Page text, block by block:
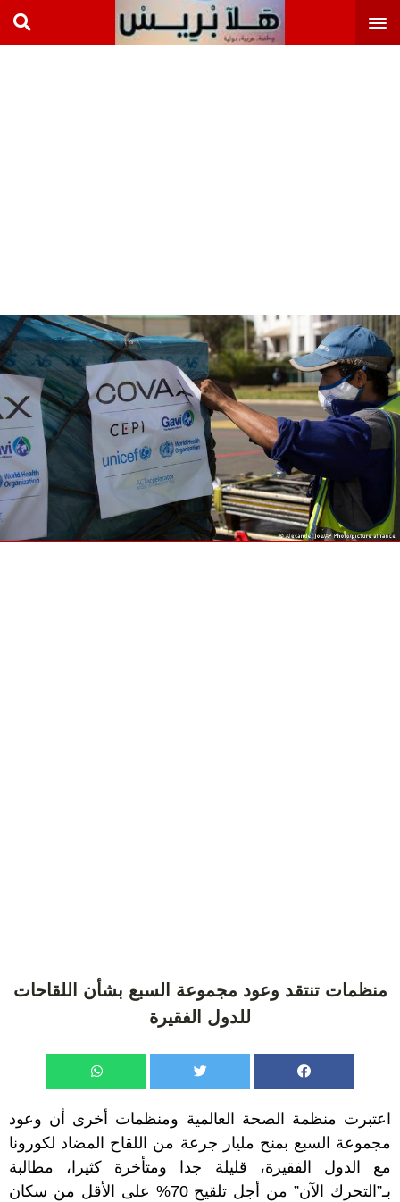
منظمات تنتقد وعود مجموعة السبع بشأن اللقاحات
للدول الفقيرة
اعتبرت منظمة الصحة العالمية ومنظمات أخرى أن وعود
مجموعة السبع بمنح مليار جرعة من اللقاح المضاد لكورونا
مع الدول الفقيرة، قليلة جدا ومتأخرة كثيرا، مطالبة
بـ”التحرك الآن” من أجل تلقيح 70% على الأقل من سكان